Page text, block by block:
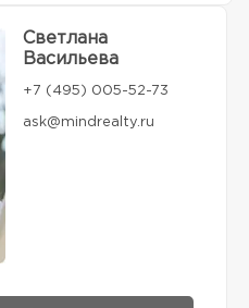
Светлана
Васильева
+7 (495) 005-52-73
ask@mindrealty.ru